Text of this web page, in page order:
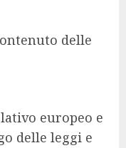
delle
europeo e
delle leggi e